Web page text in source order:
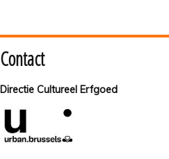
Contact
Directie Cultureel Erfgoed